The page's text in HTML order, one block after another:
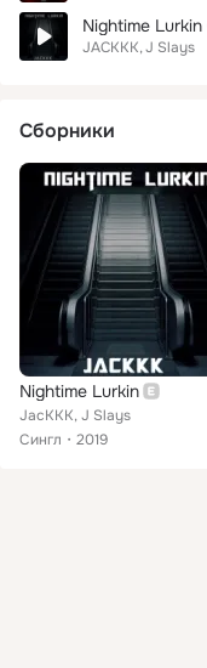
Nightime Lurkin
JACKKK J Slays
Сборники
Nightime Lurkin
JacKKK, J Slays
Сингл
2019